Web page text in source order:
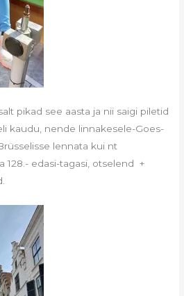
pikad see aasta ja nii saigi piletid
kaudu, nende linnakesele-Goes-
lennata kui nt
128.- edasi-tagasi, otselend +